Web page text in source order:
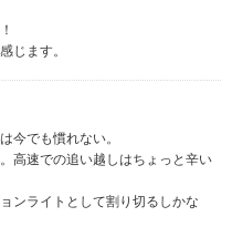
じます。
今でも慣れない。
高速での追い越しはちょっと辛い
ンライトとして割り切るしかな